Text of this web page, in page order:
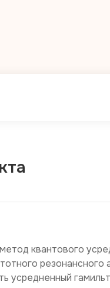
квантового
резонансного
усредненный